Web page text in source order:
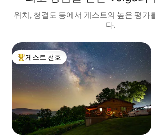
위치, 청결도 등에서 게스트의 높은 평가
다.
상위 게스트 선호
게스트 선호